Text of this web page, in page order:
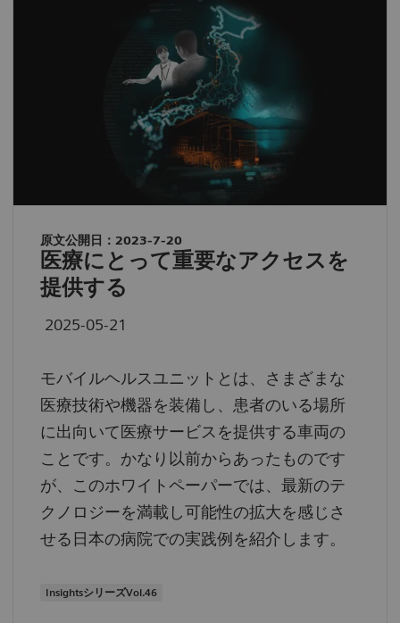
原文公開日：2023-7-20
医療にとって重要なアクセスを
提供する
2025-05-21
モバイルヘルスユニットとは、さまざまな
医療技術や機器を装備し、患者のいる場所
に出向いて医療サービスを提供する車両の
ことです。かなり以前からあったものです
が、このホワイトペーパーでは、最新のテ
クノロジーを満載し可能性の拡大を感じさ
せる日本の病院での実践例を紹介します。
InsightsシリーズVol.46